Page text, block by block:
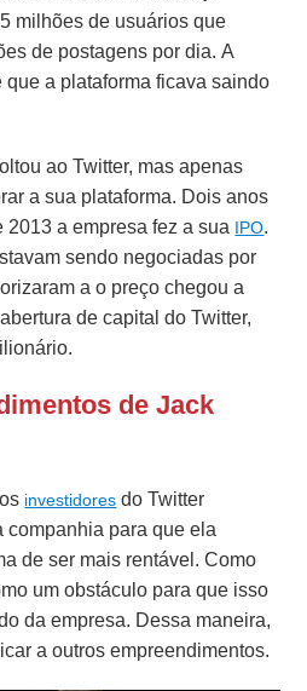
milhões de usuários que
de postagens por dia. A
a plataforma ficava saindo
ao Twitter, mas apenas
a sua plataforma. Dois anos
a empresa fez a sua IPO.
sendo negociadas por
a o preço chegou a
de capital do Twitter,
de Jack
investidores do Twitter
companhia para que ela
de ser mais rentável. Como
um obstáculo para que isso
da empresa. Dessa maneira,
a outros empreendimentos.